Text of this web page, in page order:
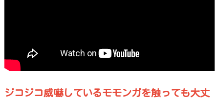
ジコジコ威嚇しているモモンガを触っても大丈